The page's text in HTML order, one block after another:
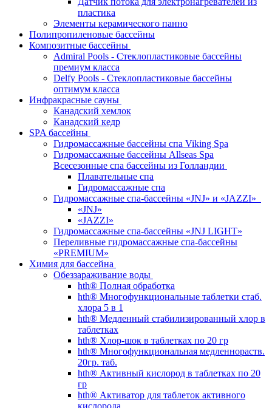
пластика
Элементы керамического панно
Полипропиленовые бассейны
Композитные бассейны
Admiral Pools - Стеклопластиковые бассейны
премиум класса
Delfy Pools - Стеклопластиковые бассейны
оптимум класса
Инфракрасные сауны
Канадский хемлок
Канадский кедр
SPA бассейны
Гидромассажные бассейны спа Viking Spa
Гидромассажные бассейны Allseas Spa
Всесезонные спа бассейны из Голландии
Плавательные спа
Гидромассажные спа
Гидромассажные спа-бассейны «JNJ» и «JAZZI»
«JNJ»
«JAZZI»
Гидромассажные спа-бассейны «JNJ LIGHT»
Переливные гидромассажные спа-бассейны
«PREMIUM»
Химия для бассейна
Обеззараживание воды
hth® Полная обработка
hth® Многофункциональные таблетки стаб.
хлора 5 в 1
hth® Медленный стабилизированный хлор в
таблетках
hth® Хлор-шок в таблетках по 20 гр
hth® Многофункциональная медленнораств.
20гр. таб.
hth® Активный кислород в таблетках по 20
гр
hth® Активатор для таблеток активного
кислорода